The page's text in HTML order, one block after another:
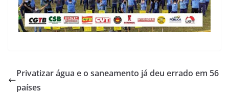
Privatizar água e o saneamento já deu errado em 56
países